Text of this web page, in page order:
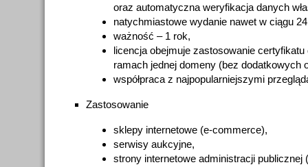
oraz automatyczna weryfikacja danych
natychmiastowe wydanie nawet w ciągu
ważność – 1 rok,
licencja obejmuje zastosowanie
ramach jednej domeny (bez dodatkowych
współpraca z najpopularniejszymi
Zastosowanie
sklepy internetowe (e-commerce),
serwisy aukcyjne,
strony internetowe administracji publicznej